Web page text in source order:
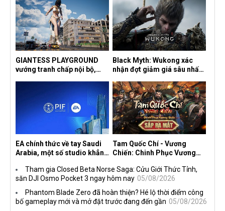
GIANTESS PLAYGROUND
vướng tranh chấp nội bộ,
ngầm chiếm đoạt doanh thu
Black Myth: Wukong xác
nhận đợt giảm giá sâu nhất
trên mọi nền tảng
EA chính thức về tay Saudi
Arabia, một số studio khẳng
lược DEI
Tam Quốc Chí - Vương
Chiến: Chinh Phục Vương
sáu thị trường Đông Nam Á
Tham gia Closed Beta Norse Saga: Cửu Giới Thức Tỉnh,
săn DJI Osmo Pocket 3 ngay hôm nay 05/08/2026
Phantom Blade Zero đã hoàn thiện? Hé lộ thời điểm công
bố gameplay mới và mở đặt trước đang đến gần 05/08/2026